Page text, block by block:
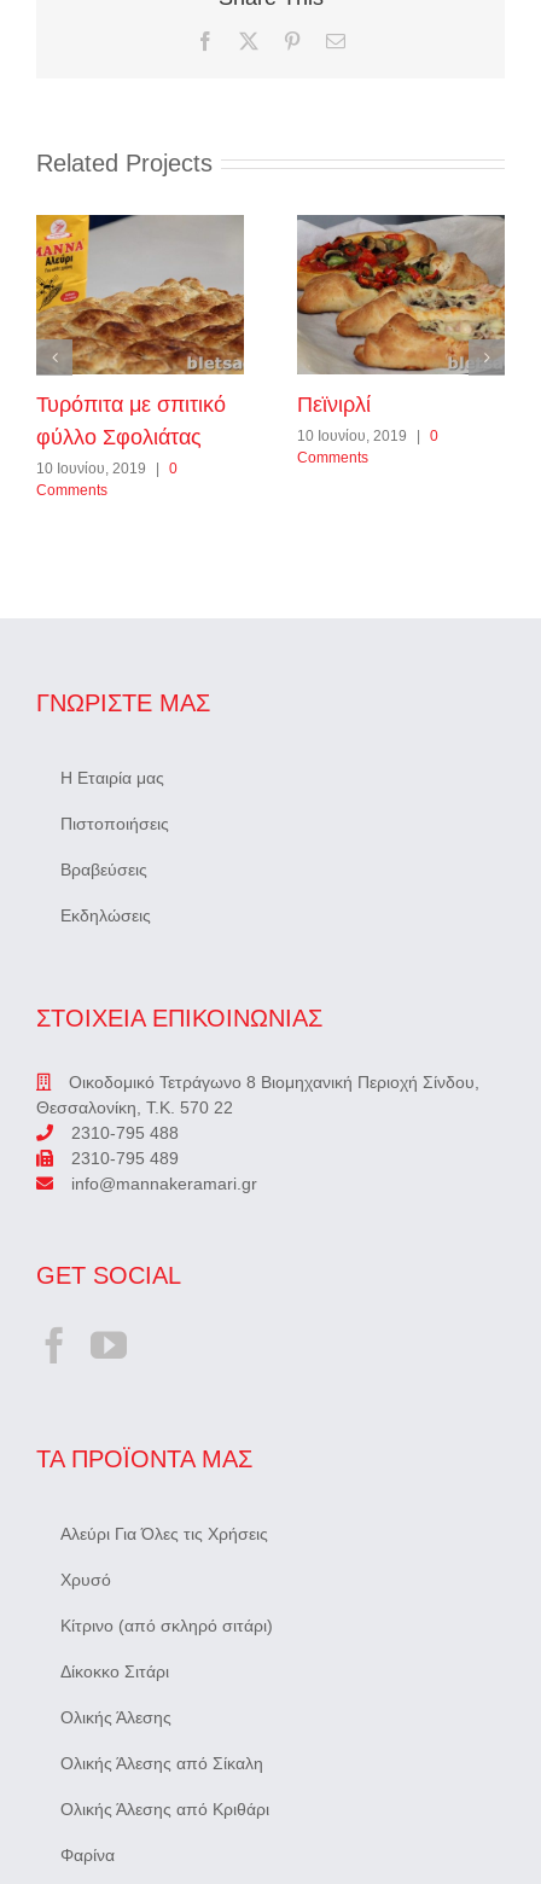
Facebook PinterestEmail
Related Projects
Τυρόπιτα με σπιτικό
φύλλο Σφολιάτας
10 Ιουνίου, 2019 |
0
Comments
Πεϊνιρλί
10 Ιουνίου, 2019 |
0
Comments
ΓΝΩΡΊΣΤΕ ΜΑΣ
Η Εταιρία μας
Πιστοποιήσεις
Βραβεύσεις
Εκδηλώσεις
ΣΤΟΙΧΕΙΑ ΕΠΙΚΟΙΝΩΝΙΑΣ
Οικοδομικό Τετράγωνο 8 Βιομηχανική Περιοχή Σίνδου,
Θεσσαλονίκη, Τ.Κ. 570 22
2310-795 488
2310-795 489
info@mannakeramari.gr
GET SOCIAL
ΤΑ ΠΡΟΪΌΝΤΑ ΜΑΣ
Αλεύρι Για Όλες τις Χρήσεις
Χρυσό
Κίτρινο (από σκληρό σιτάρι)
Δίκοκκο Σιτάρι
Ολικής Άλεσης
Ολικής Άλεσης από Σίκαλη
Ολικής Άλεσης από Κριθάρι
Φαρίνα